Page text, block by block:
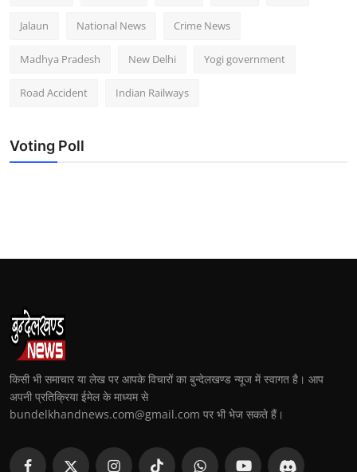
Jalaun National News Crime News
Madhya Pradesh New Delhi Yogi government
Road Accident Indian Railways
Voting Poll
किसी भी समाचार या लेख पर आपके विचारों का बुन्देलखण्ड न्यूज में स्वागत है। आप
अपनी प्रतिक्रिया ईमेल के माध्यम से
bundelkhandnews.com@gmail.com पर भी भेज सकते हैं।